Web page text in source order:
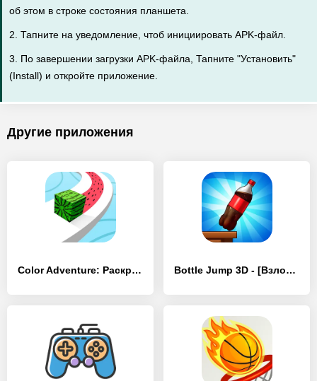
об этом в строке состояния планшета.
2. Тапните на уведомление, чтоб инициировать APK-файл.
3. По завершении загрузки APK-файла, Тапните "Установить"
(Install) и откройте приложение.
Другие приложения
Color Adventure: Раскрась Путь - [Взлом/МОД Все открыто] Bottle Jump 3D - [Взлом/МОД Меню]